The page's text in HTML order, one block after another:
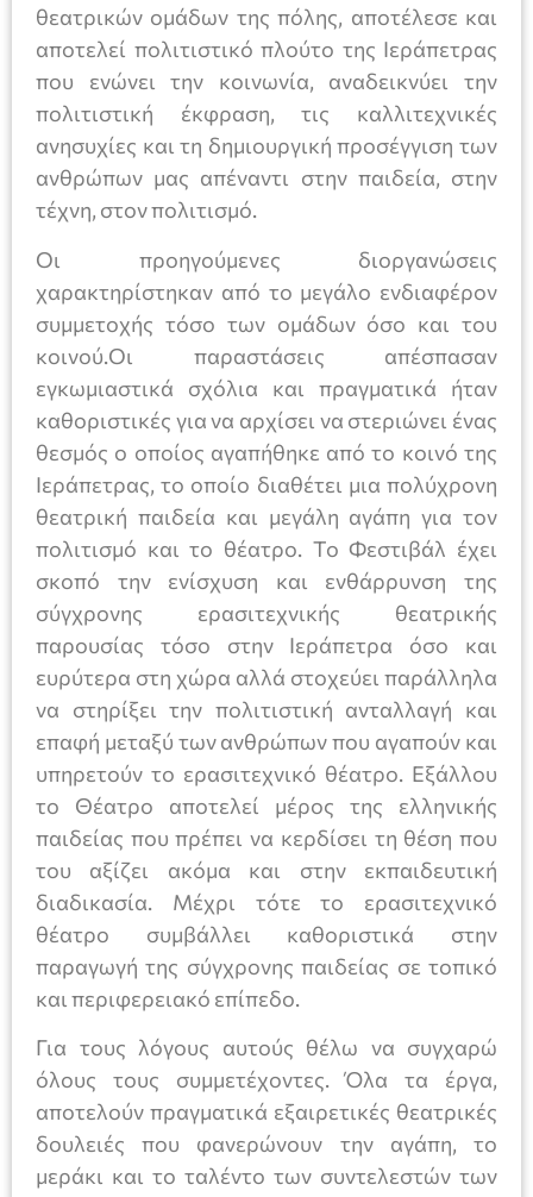
θεατρικών ομάδων της πόλης, αποτέλεσε και
αποτελεί πολιτιστικό πλούτο της Ιεράπετρας
που ενώνει την κοινωνία, αναδεικνύει την
πολιτιστική έκφραση, τις καλλιτεχνικές
ανησυχίες και τη δημιουργική προσέγγιση των
ανθρώπων μας απέναντι στην παιδεία, στην
τέχνη, στον πολιτισμό.
Οι προηγούμενες διοργανώσεις
χαρακτηρίστηκαν από το μεγάλο ενδιαφέρον
συμμετοχής τόσο των ομάδων όσο και του
κοινού.Οι παραστάσεις απέσπασαν
εγκωμιαστικά σχόλια και πραγματικά ήταν
καθοριστικές για να αρχίσει να στεριώνει ένας
θεσμός ο οποίος αγαπήθηκε από το κοινό της
Ιεράπετρας, το οποίο διαθέτει μια πολύχρονη
θεατρική παιδεία και μεγάλη αγάπη για τον
πολιτισμό και το θέατρο. Το Φεστιβάλ έχει
σκοπό την ενίσχυση και ενθάρρυνση της
σύγχρονης ερασιτεχνικής θεατρικής
παρουσίας τόσο στην Ιεράπετρα όσο και
ευρύτερα στη χώρα αλλά στοχεύει παράλληλα
να στηρίξει την πολιτιστική ανταλλαγή και
επαφή μεταξύ των ανθρώπων που αγαπούν και
υπηρετούν το ερασιτεχνικό θέατρο. Εξάλλου
το Θέατρο αποτελεί μέρος της ελληνικής
παιδείας που πρέπει να κερδίσει τη θέση που
του αξίζει ακόμα και στην εκπαιδευτική
διαδικασία. Μέχρι τότε το ερασιτεχνικό
θέατρο συμβάλλει καθοριστικά στην
παραγωγή της σύγχρονης παιδείας σε τοπικό
και περιφερειακό επίπεδο.
Για τους λόγους αυτούς θέλω να συγχαρώ
όλους τους συμμετέχοντες. Όλα τα έργα,
αποτελούν πραγματικά εξαιρετικές θεατρικές
δουλειές που φανερώνουν την αγάπη, το
μεράκι και το ταλέντο των συντελεστών των